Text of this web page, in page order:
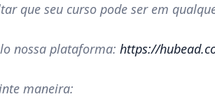
que seu curso pode ser em
nossa plataforma: https://
maneira: